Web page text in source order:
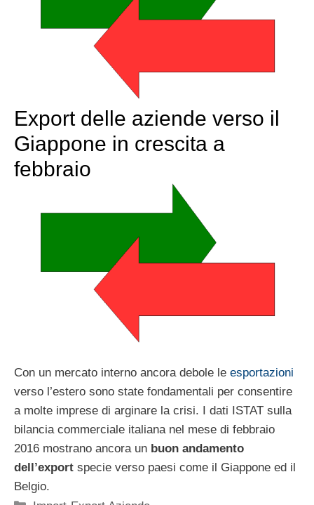
Export delle aziende verso il
Giappone in crescita a
febbraio
Con un mercato interno ancora debole le esportazioni
verso l’estero sono state fondamentali per consentire
a molte imprese di arginare la crisi. I dati ISTAT sulla
bilancia commerciale italiana nel mese di febbraio
2016 mostrano ancora un buon andamento
dell’export specie verso paesi come il Giappone ed il
Belgio.